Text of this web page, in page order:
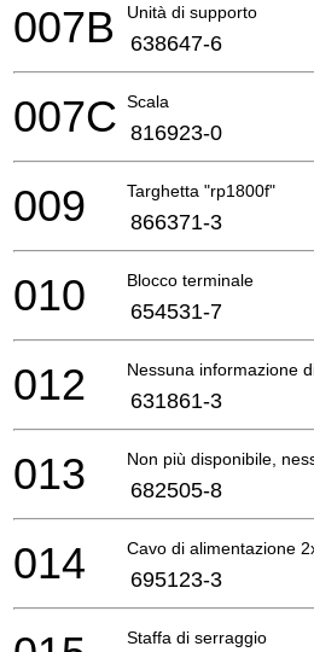
Unità di supporto
007B 638647-6
Scala
007C 816923-0
Targhetta "rp1800f"
009 866371-3
Blocco terminale
010 654531-7
Nessuna informazione
012 631861-3
Non più disponibile,
013 682505-8
Cavo di alimentazione
014 695123-3
Staffa di serraggio